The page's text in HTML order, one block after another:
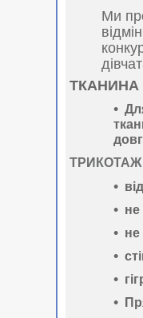
Ми
ТКАНИНА
ТРИКОТАЖ
не